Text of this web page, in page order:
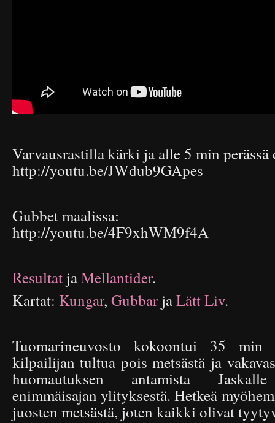
Varvausrastilla kärki ja alle 5 min
http://youtu.be/JWdub9GApes
Gubbet maalissa:
http://youtu.be/4F9xhWM9f4A
Resultat jaMellantider.
Kartat: Kungar, GubbarjaLätt Liv.
Tuomarineuvosto kokoontui 35 min
kilpailijan tultua pois metsästä ja
huomautuksen antamista Jaskalle
enimmäisajan ylityksestä. Hetkeä
juosten metsästä, joten kaikki olivat